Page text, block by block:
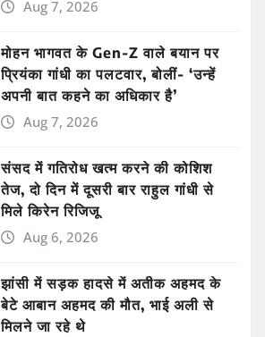
Aug 7, 2026
मोहन भागवत के Gen-Z वाले बयान पर
प्रियंका गांधी का पलटवार, बोलीं- ‘उन्हें
अपनी बात कहने का अधिकार है’
Aug 7, 2026
संसद में गतिरोध खत्म करने की कोशिश
तेज, दो दिन में दूसरी बार राहुल गांधी से
मिले किरेन रिजिजू
Aug 6, 2026
झांसी में सड़क हादसे में अतीक अहमद के
बेटे आबान अहमद की मौत, भाई अली से
मिलने जा रहे थे